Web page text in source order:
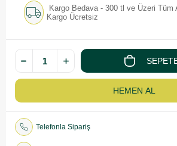
Kargo Bedava - 300 tl ve Üzeri Tüm
Kargo Ücretsiz
Telefonla Sipariş